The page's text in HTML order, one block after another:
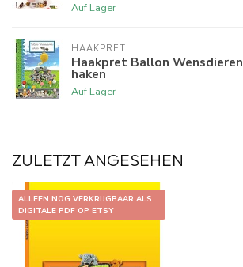
Auf Lager
HAAKPRET
Haakpret Ballon Wensdieren
haken
Auf Lager
ZULETZT ANGESEHEN
ALLEEN NOG VERKRIJGBAAR ALS
DIGITALE PDF OP ETSY